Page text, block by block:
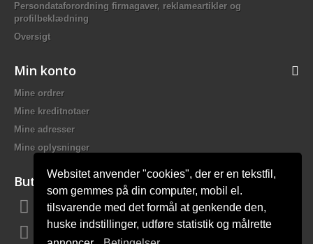
Websitet anvender "cookies", der er en tekstfil,
som gemmes på din computer, mobil el.
tilsvarende med det formål at genkende den,
huske indstillinger, udføre statistik og målrette
Persondataforordning firmagaver, reklameartikler og
profilbeklædning
Oversigt
Min konto
Mine ordrer
Mine kreditnotaer
Mine adresser
Mine oplysninger
Butiksinformation
Bach Promotion, Trafikskolevej 2 7400 Herning Danmark